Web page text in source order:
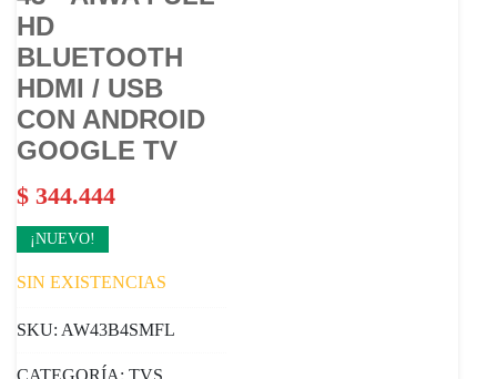
HD
BLUETOOTH
HDMI / USB
CON ANDROID
GOOGLE TV
$ 344.444
¡NUEVO!
SIN EXISTENCIAS
SKU: AW43B4SMFL
CATEGORÍA: TVS